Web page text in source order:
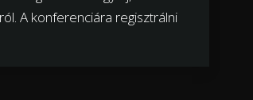
A konferenciára regisztrálni